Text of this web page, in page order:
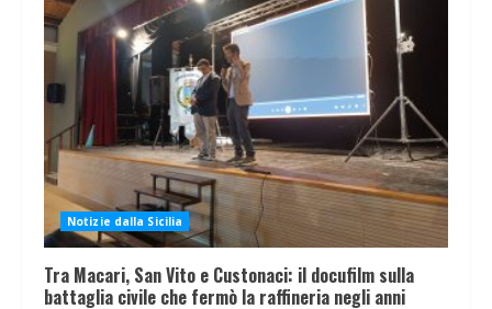
Notizie dalla Sicilia
Tra Macari, San Vito e Custonaci: il docufilm sulla
battaglia civile che fermò la raffineria negli anni